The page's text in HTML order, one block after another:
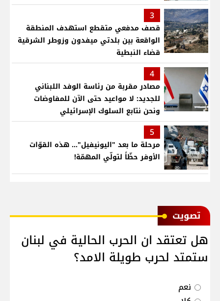
3
قصف مدفعي متقطع استهدف المنطقة
الواقعة بين بلدتي ميفدون وزوطر الشرقية
قضاء النبطية
4
مصادر مقربة من رئاسة الوفد اللبناني
للجديد: لا مواعيد حتى الآن للمفاوضات
ونحن نتابع السلوك الإسرائيلي
5
مرحلة ما بعد "اليونيفيل"... هذه القوّات
الأوفر حظّاً لتولّي المهمّة!
ﺗﺼﻮﻳﺖ
هل تعتقد ان الحرب الحالية في لبنان
ستمتد لحرب طويلة الامد؟
نعم